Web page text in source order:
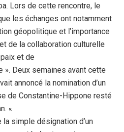
Lors de cette rencontre, le
les échanges ont notamment
géopolitique et l’importance
de la collaboration culturelle
et de
». Deux semaines avant cette
annoncé la nomination d’un
de Constantine-Hippone resté
«
simple désignation d’un